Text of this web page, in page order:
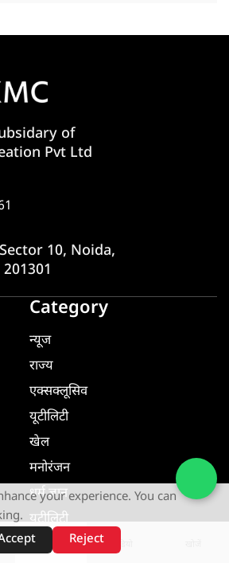
of
Pvt Ltd
10, Noida,
Category
न्यूज
राज्य
एक्सक्लूसिव
यूटीलिटी
खेल
मनोरंजन
धर्म ज्ञान
यूटीलिटी
your experience. You can
Reject